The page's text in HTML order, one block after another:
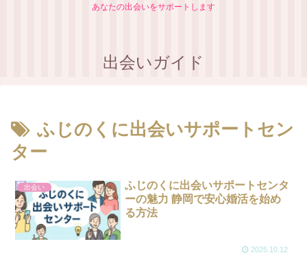
あなたの出会いをサポートします
出会いガイド
ふじのくに出会いサポートセン
ター
出会い
ふじのくに出会いサポートセンタ
ーの魅力 静岡で安心婚活を始め
る方法
2025.10.12